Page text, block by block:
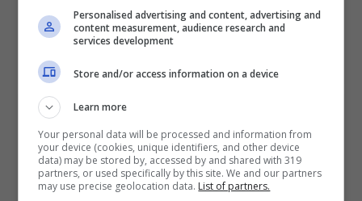
VERIFICA
Mostra Informazioni
BONUS BENVENUTO LOTTOMATICA: 2050€
Fino a 2050€ bonus scommesse e sport
Personalised advertising and content, advertising and
content measurement, audience research and
services development
Store and/or access information on a device
Learn more
Your personal data will be processed and information from
your device (cookies, unique identifiers, and other device
data) may be stored by, accessed by and shared with 319
partners, or used specifically by this site. We and our partners
may use precise geolocation data. List of partners.